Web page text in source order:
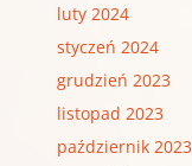
luty 2024
styczeń 2024
grudzień 2023
listopad 2023
październik 2023